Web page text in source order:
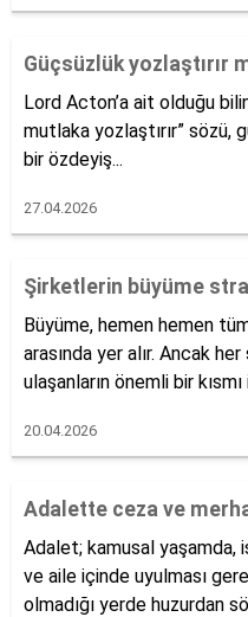
Güçsüzlük yozlaştırır
Lord Acton’a ait olduğu
mutlaka yozlaştırır” sözü,
bir özdeyiş...
27.04.2026
Şirketlerin büyüme
Büyüme, hemen hemen
arasında yer alır. Ancak
ulaşanların önemli bir kısmı
20.04.2026
Adalette ceza ve
Adalet; kamusal yaşamda,
ve aile içinde uyulması
olmadığı yerde huzurdan